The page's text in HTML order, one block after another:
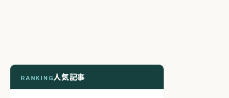
RANKING人気記事